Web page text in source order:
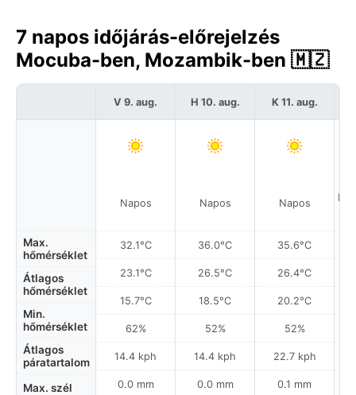
7 napos időjárás-előrejelzés
Mocuba-ben, Mozambik-ben 🇲🇿
Max.
hőmérséklet
Átlagos
hőmérséklet
Min.
hőmérséklet
Átlagos
páratartalom
Max. szél
V 9. aug.
Napos
32.1°C
23.1°C
15.7°C
62%
14.4 kph
0.0 mm
H 10. aug.
Napos
36.0°C
26.5°C
18.5°C
52%
14.4 kph
0.0 mm
K 11. aug.
Napos
35.6°C
26.4°C
20.2°C
52%
22.7 kph
0.1 mm